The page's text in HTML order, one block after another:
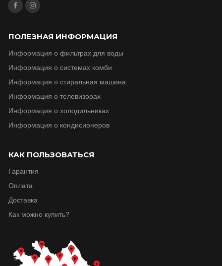
ПОЛЕЗНАЯ ИНФОРМАЦИЯ
Информация о фильтрах для воды
Информация о системах комби
Информация о стиральная машина
Информация о телевизорax
Информация о холодильниках
Информация о кондисионеров
КАК ПОЛЬЗОВАТЬСЯ
Гарантия
Оплата
Доставка
Как можно купить?